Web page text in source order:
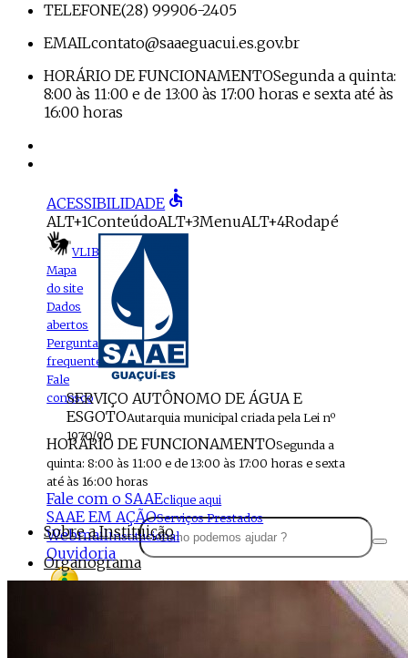
TELEFONE(28) 99906-2405
EMAILcontato@saaeguacui.es.gov.br
HORÁRIO DE FUNCIONAMENTOSegunda a quinta:
8:00 às 11:00 e de 13:00 às 17:00 horas e sexta até às
16:00 horas
ACESSIBILIDADE accessible
ALT+1ConteúdoALT+3MenuALT+4Rodapé
VLIBRAS
Mapa
do site
Dados
abertos
Perguntas
frequentes
Fale
conosco
SERVIÇO AUTÔNOMO DE ÁGUA E
ESGOTOAutarquia municipal criada pela Lei nº
1970/90
HORÁRIO DE FUNCIONAMENTOSegunda a
quinta: 8:00 às 11:00 e de 13:00 às 17:00 horas e sexta
até às 16:00 horas
Fale com o SAAEclique aqui
SAAE EM AÇÃOServiços Prestados
WebmailInstitucional
Ouvidoria
Sobre a Instituição
Organograma